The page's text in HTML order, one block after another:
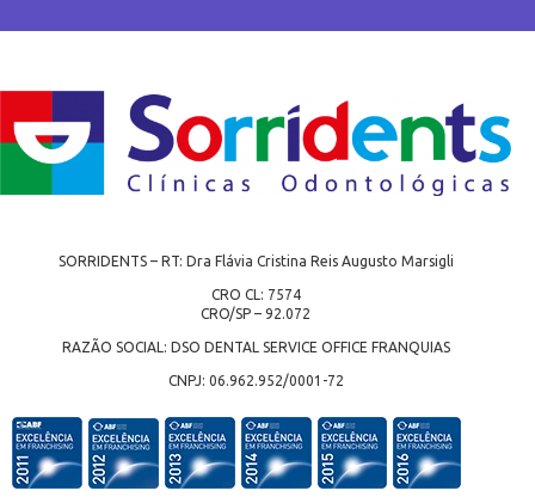
SORRIDENTS – RT: Dra Flávia Cristina Reis Augusto Marsigli
CRO CL: 7574
CRO/SP – 92.072
RAZÃO SOCIAL: DSO DENTAL SERVICE OFFICE FRANQUIAS
CNPJ: 06.962.952/0001-72